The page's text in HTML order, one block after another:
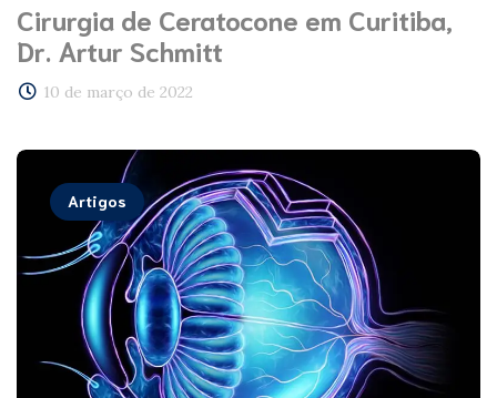
Cirurgia de Ceratocone em Curitiba,
Dr. Artur Schmitt
10 de março de 2022
Artigos